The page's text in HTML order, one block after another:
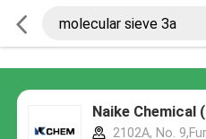
Naike Chemical
2102A, No.